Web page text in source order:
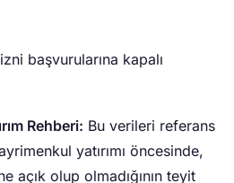
başvurularına kapalı
Rehberi: Bu verileri referans
yatırımı öncesinde,
açık olup olmadığının teyit